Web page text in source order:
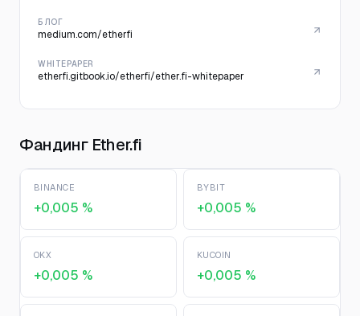
БЛОГ
medium.com/etherfi
WHITEPAPER
etherfi.gitbook.io/etherfi/ether.fi-whitepaper
Фандинг Ether.fi
BINANCE
+0,005 %
BYBIT
+0,005 %
OKX
+0,005 %
KUCOIN
+0,005 %